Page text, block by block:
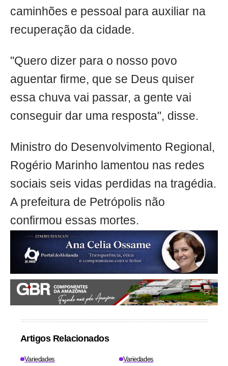
caminhões e pessoal para auxiliar na
recuperação da cidade.
"Quero dizer para o nosso povo
aguentar firme, que se Deus quiser
essa chuva vai passar, a gente vai
conseguir dar uma resposta", disse.
Ministro do Desenvolvimento Regional,
Rogério Marinho lamentou nas redes
sociais seis vidas perdidas na tragédia.
A prefeitura de Petrópolis não
confirmou essas mortes.
Artigos Relacionados
Variedades Variedades